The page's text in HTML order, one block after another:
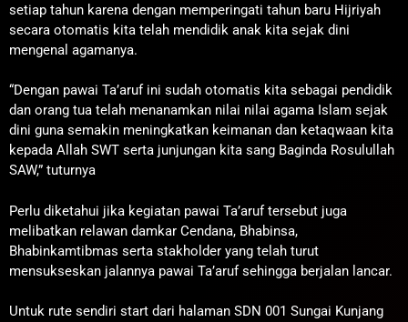
setiap tahun karena dengan memperingati tahun baru Hijriyah
secara otomatis kita telah mendidik anak kita sejak dini
mengenal agamanya.
“Dengan pawai Ta’aruf ini sudah otomatis kita sebagai pendidik
dan orang tua telah menanamkan nilai nilai agama Islam sejak
dini guna semakin meningkatkan keimanan dan ketaqwaan kita
kepada Allah SWT serta junjungan kita sang Baginda Rosulullah
SAW,” tuturnya
Perlu diketahui jika kegiatan pawai Ta’aruf tersebut juga
melibatkan relawan damkar Cendana, Bhabinsa,
Bhabinkamtibmas serta stakholder yang telah turut
mensukseskan jalannya pawai Ta’aruf sehingga berjalan lancar.
Untuk rute sendiri start dari halaman SDN 001 Sungai Kunjang